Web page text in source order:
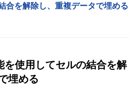
合を解除し、重複データで埋める
を使用してセルの結合を解
埋める